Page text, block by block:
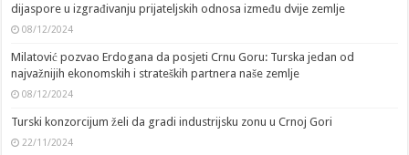
dijaspore u izgrađivanju prijateljskih odnosa između dvije zemlje
08/12/2024
Milatović pozvao Erdogana da posjeti Crnu Goru: Turska jedan od
najvažnijih ekonomskih i strateških partnera naše zemlje
08/12/2024
Turski konzorcijum želi da gradi industrijsku zonu u Crnoj Gori
22/11/2024